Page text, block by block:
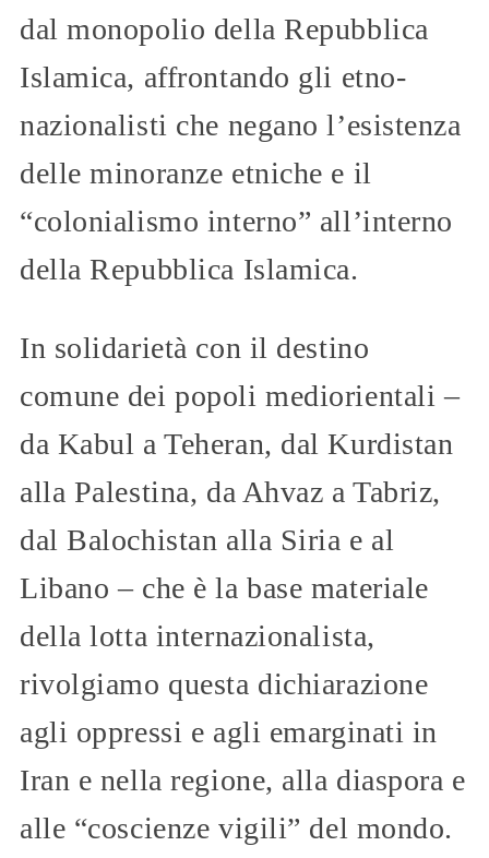
dal monopolio della Repubblica
Islamica, affrontando gli etno-
nazionalisti che negano l’esistenza
delle minoranze etniche e il
“colonialismo interno” all’interno
della Repubblica Islamica.
In solidarietà con il destino
comune dei popoli mediorientali –
da Kabul a Teheran, dal Kurdistan
alla Palestina, da Ahvaz a Tabriz,
dal Balochistan alla Siria e al
Libano – che è la base materiale
della lotta internazionalista,
rivolgiamo questa dichiarazione
agli oppressi e agli emarginati in
Iran e nella regione, alla diaspora e
alle “coscienze vigili” del mondo.